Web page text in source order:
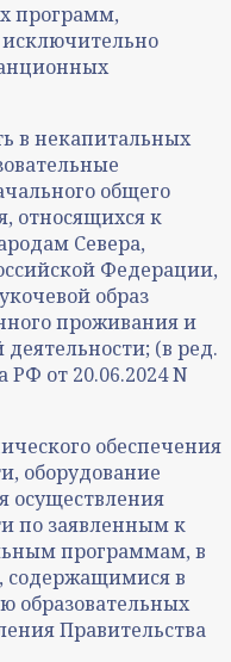
программ,
в некапитальных
общего
относящихся к
Севера,
Федерации,
образ
проживания и
(в ред.
РФ от 20.06.2024 N
обеспечения
оборудование
по заявленным к
программам, в
содержащимися в
образовательных
Правительства